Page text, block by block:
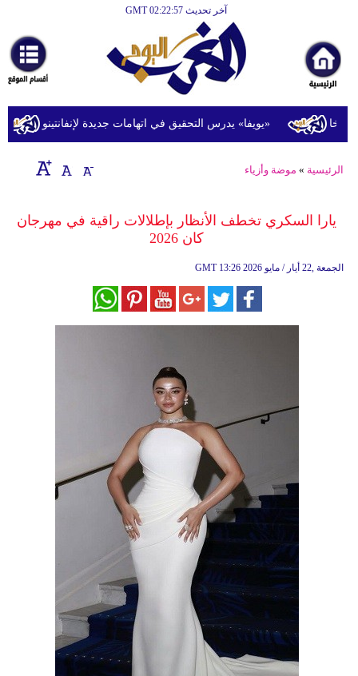
آخر تحديث GMT 02:22:57
أخبارعاجلة
رياضة
ثقافة
إقتصاد
وموسيقى
المغربي
إسلامية
«يويفا» يدرس التحقيق في اتهامات جديدة لإنفانتينو
الرئيسية » موضة وأزياء
يارا السكري تخطف الأنظار بإطلالات راقية في مهرجان
كان 2026
GMT 13:26 2026 الجمعة ,22 أيار / مايو